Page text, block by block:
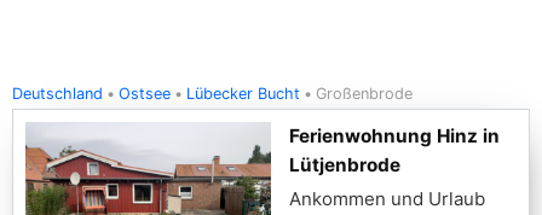
Deutschland Ostsee Lübecker Bucht Großenbrode
Ferienwohnung Hinz in
Lütjenbrode
Ankommen und Urlaub